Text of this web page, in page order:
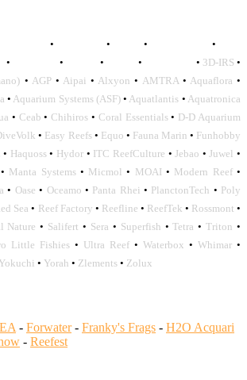
• • • •
• • • • • 3D-IRS •
• AGP• Aipai • Alxyon • AMTRA• Aquaflora •
• Aquarium Systems (ASF)• Aquatlantis • Aquatronica
• Ceab • Chihiros • Coral Essentials• D-D Aquarium
• Easy Reefs• Equo • Fauna Marin • Funhobby
• Haquoss• Hydor • ITC ReefCulture •Jebao •Juwel •
• Manta Systems• Micmol • MOAI • Modern Reef•
• Oase • Oceamo • Panta Rhei • PlanctonTech • Poly
Sea • Reef Factory • Reefline • ReefTek • Rossmont •
Nature • Salifert • Sera • Superfish •Tetra •Triton •
Little Fishies • Ultra Reef • Waterbox • Whimar •
Yokuchi • Yorah • Zlements • Zolux
- Forwater- Franky's Frags - H2O Acquari
- Reefest